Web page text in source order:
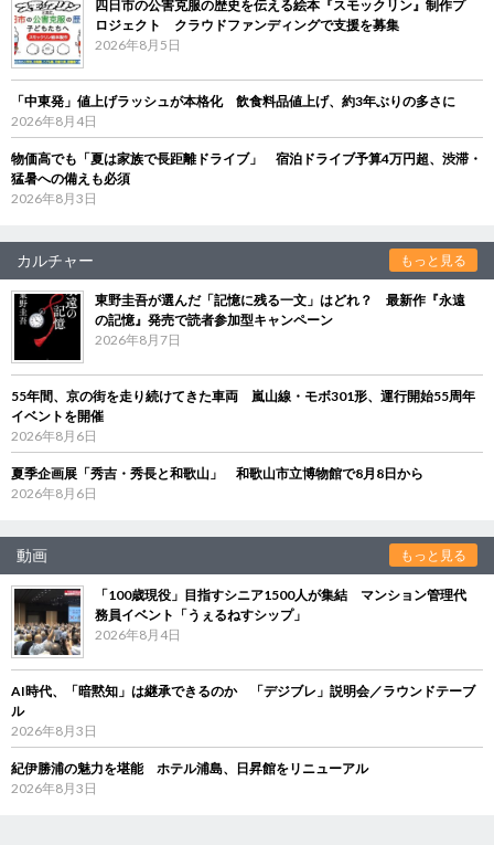
四日市の公害克服の歴史を伝える絵本『スモックリン』制作プ
ロジェクト クラウドファンディングで支援を募集
2026年8月5日
「中東発」値上げラッシュが本格化 飲食料品値上げ、約3年ぶりの多さに
2026年8月4日
物価高でも「夏は家族で長距離ドライブ」 宿泊ドライブ予算4万円超、渋滞・
猛暑への備えも必須
2026年8月3日
カルチャー もっと見る
東野圭吾が選んだ「記憶に残る一文」はどれ？ 最新作『永遠
の記憶』発売で読者参加型キャンペーン
2026年8月7日
55年間、京の街を走り続けてきた車両 嵐山線・モボ301形、運行開始55周年
イベントを開催
2026年8月6日
夏季企画展「秀吉・秀長と和歌山」 和歌山市立博物館で8月8日から
2026年8月6日
動画 もっと見る
「100歳現役」目指すシニア1500人が集結 マンション管理代
務員イベント「うぇるねすシップ」
2026年8月4日
AI時代、「暗黙知」は継承できるのか 「デジブレ」説明会／ラウンドテーブ
ル
2026年8月3日
紀伊勝浦の魅力を堪能 ホテル浦島、日昇館をリニューアル
2026年8月3日